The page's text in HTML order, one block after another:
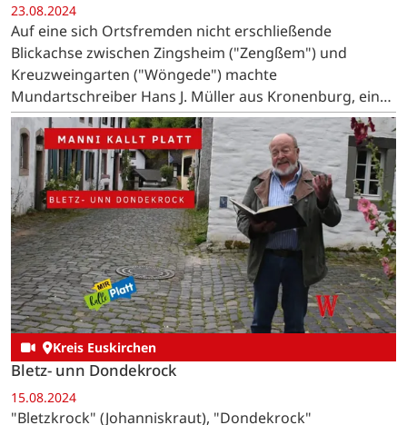
23.08.2024
Auf eine sich Ortsfremden nicht erschließende
Blickachse zwischen Zingsheim ("Zengßem") und
Kreuzweingarten ("Wöngede") machte
Mundartschreiber Hans J. Müller aus Kronenburg, ein
gebürtiger Zingsheimer, aufmerksam.
Kreis Euskirchen
Bletz- unn Dondekrock
15.08.2024
"Bletzkrock" (Johanniskraut), "Dondekrock"